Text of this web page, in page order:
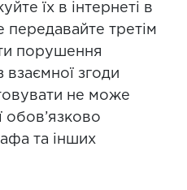
їх в інтернеті в
передавайте третім
порушення
згоди
не може
обов’язково
та інших